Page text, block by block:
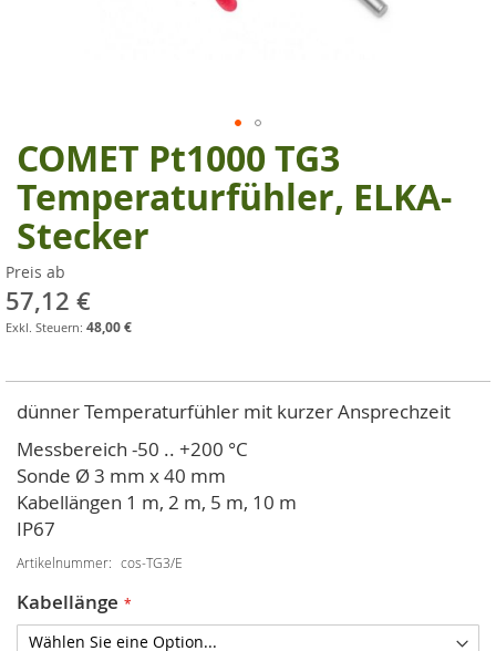
Zum
Anfang
der
Bildgalerie
springen
COMET Pt1000 TG3
Temperaturfühler, ELKA-
Stecker
Preis ab
57,12 €
48,00 €
dünner Temperaturfühler mit kurzer Ansprechzeit
Messbereich -50 .. +200 °C
Sonde Ø 3 mm x 40 mm
Kabellängen 1 m, 2 m, 5 m, 10 m
IP67
Artikelnummer cos-TG3/E
Kabellänge